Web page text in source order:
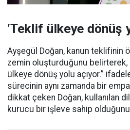
‘Teklif ülkeye dönüş
Ayşegül Doğan, kanun teklifinin
zemin oluşturduğunu belirterek,
ülkeye dönüş yolu açıyor.”
sürecinin aynı zamanda bir
dikkat çeken Doğan, kullanılan
kurucu bir işleve sahip